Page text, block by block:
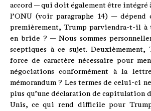
accord — qui doit également être intégré
l’ONU (voir paragraphe 14) — dépend
premièrement, Trump parviendra-t-il à
en bride ? — Nous sommes
sceptiques à ce sujet.
force de caractère nécessaire pour
négociations conformément à la
mémorandum ? Les termes de celui-ci
plus qu’une déclaration de capitulation
Unis, ce qui rend difficile pour